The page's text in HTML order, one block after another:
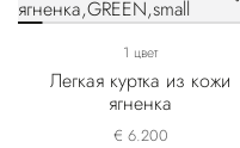
1 цвет
Легкая куртка из кожи
ягненка
€ 6.200